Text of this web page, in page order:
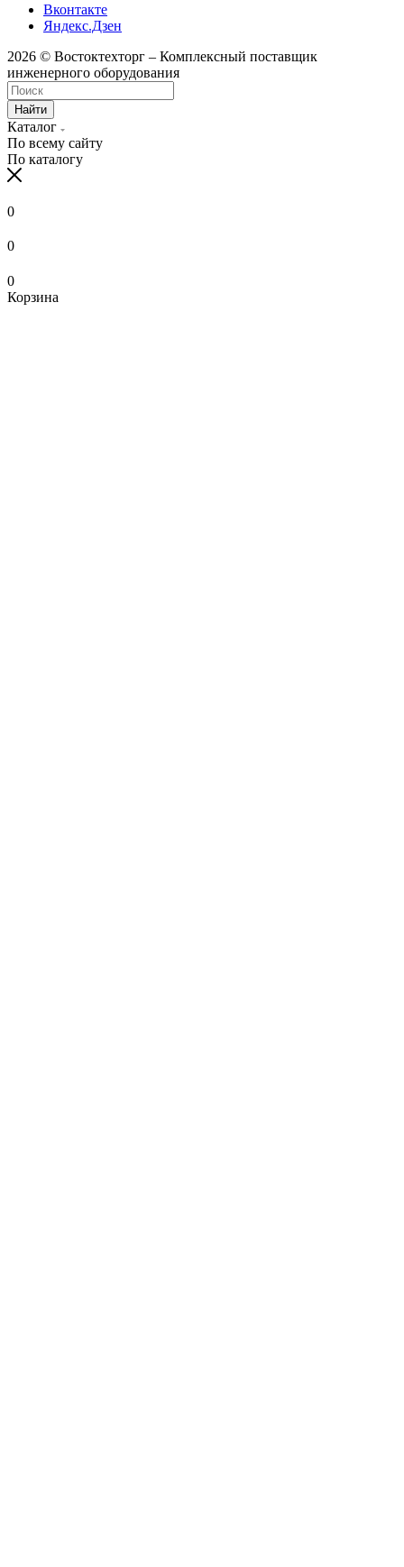
Вконтакте
Яндекс.Дзен
2026 © Востоктехторг – Комплексный поставщик
инженерного оборудования
Найти
Каталог
По всему сайту
По каталогу
0
0
0
Корзина